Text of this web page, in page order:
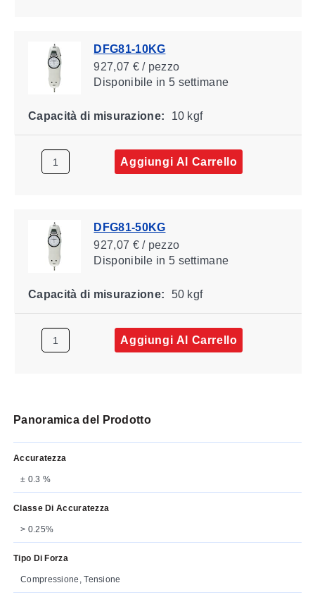
DFG81-10KG
927,07 € / pezzo
Disponibile in 5 settimane
Capacità di misurazione: 10 kgf
Aggiungi Al Carrello
DFG81-50KG
927,07 € / pezzo
Disponibile in 5 settimane
Capacità di misurazione: 50 kgf
Aggiungi Al Carrello
Panoramica del Prodotto
Accuratezza
± 0.3 %
Classe Di Accuratezza
> 0.25%
Tipo Di Forza
Compressione, Tensione